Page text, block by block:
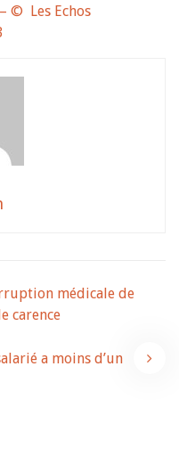
– © Les Echos
médicale de
carence
a moins d’un